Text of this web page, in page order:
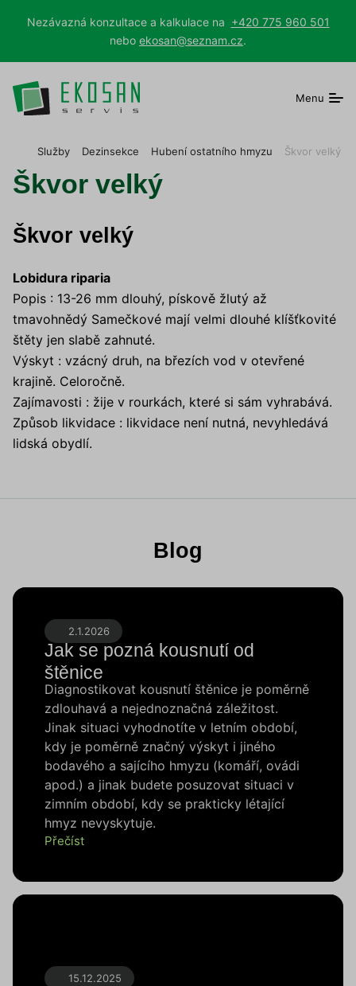
Nezávazná konzultace a kalkulace na +420 775 960 501
nebo ekosan@seznam.cz.
Menu
O
S
N
s
v
i
s
Služby Dezinsekce Hubení ostatního hmyzu Škvor velký
Škvor velký
Škvor velký
Lobidura riparia
Popis : 13-26 mm dlouhý, pískově žlutý až
tmavohnědý Samečkové mají velmi dlouhé klíšťkovité
štěty jen slabě zahnuté.
Výskyt : vzácný druh, na březích vod v otevřené
krajině. Celoročně.
Zajímavosti : žije v rourkách, které si sám vyhrabává.
Způsob likvidace : likvidace není nutná, nevyhledává
lidská obydlí.
Blog
2.1.2026
Jak se pozná kousnutí od
štěnice
Diagnostikovat kousnutí štěnice je poměrně
zdlouhavá a nejednoznačná záležitost.
Jinak situaci vyhodnotíte v letním období,
kdy je poměrně značný výskyt i jiného
bodavého a sajícího hmyzu (komáří, ovádi
apod.) a jinak budete posuzovat situaci v
zimním období, kdy se prakticky létající
hmyz nevyskytuje.
Přečíst
15.12.2025